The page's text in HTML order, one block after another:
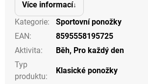
Více informací
Kategorie:
Sportovní ponožky
EAN:
8595558195725
Aktivita: Běh, Pro každý den
Typ
produktu:
Klasické ponožky